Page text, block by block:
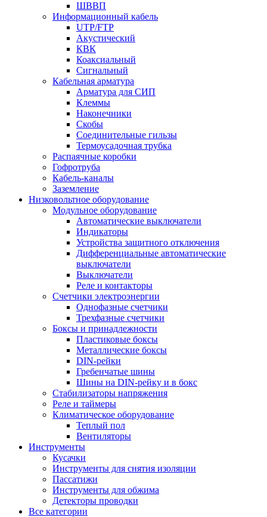
ШВВП
Информационный кабель
UTP/FTP
Акустический
КВК
Коаксиальный
Сигнальный
Кабельная арматура
Арматура для СИП
Клеммы
Наконечники
Скобы
Соединительные гильзы
Термоусадочная трубка
Распаячные коробки
Гофротруба
Кабель-каналы
Заземление
Низковольтное оборудование
Модульное оборудование
Автоматические выключатели
Индикаторы
Устройства защитного отключения
Дифференциальные автоматические
выключатели
Выключатели
Реле и контакторы
Счетчики электроэнергии
Однофазные счетчики
Трехфазные счетчики
Боксы и принадлежности
Пластиковые боксы
Металлические боксы
DIN-рейки
Гребенчатые шины
Шины на DIN-рейку и в бокс
Стабилизаторы напряжения
Реле и таймеры
Климатическое оборудование
Теплый пол
Вентиляторы
Инструменты
Кусачки
Инструменты для снятия изоляции
Пассатижи
Инструменты для обжима
Детекторы проводки
Все категории